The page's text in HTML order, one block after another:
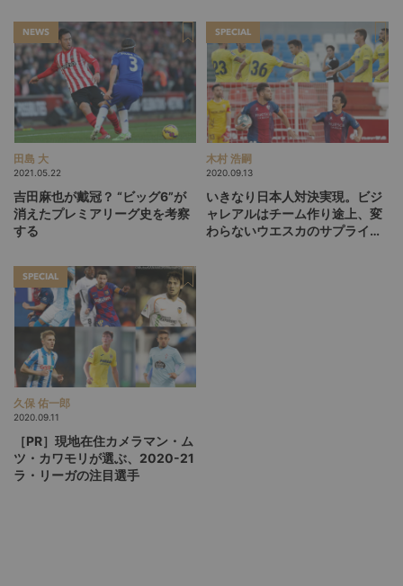
NEWS
田島 大
2021.05.22
吉田麻也が戴冠？ “ビッグ6”が
消えたプレミアリーグ史を考察
する
SPECIAL
木村 浩嗣
2020.09.13
いきなり日本人対決実現。ビジ
ャレアルはチーム作り途上、変
わらないウエスカのサプライズ
SPECIAL
久保 佑一郎
2020.09.11
［PR］現地在住カメラマン・ム
ツ・カワモリが選ぶ、2020-21
ラ・リーガの注目選手